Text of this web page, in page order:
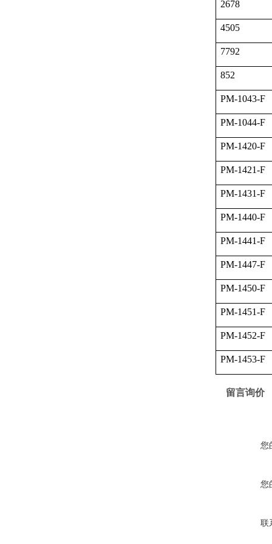
2678
4505
7792
852
PM-1043-F
PM-1044-F
PM-1420-F
PM-1421-F
PM-1431-F
PM-1440-F
PM-1441-F
PM-1447-F
PM-1450-F
PM-1451-F
PM-1452-F
PM-1453-F
留言询价
您
您
联